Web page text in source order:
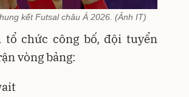
kết Futsal châu Á 2026. (Ảnh IT)
chức công bố, đội tuyển
vòng bảng: